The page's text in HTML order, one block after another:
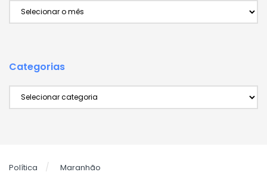
Categorias
Política Maranhão